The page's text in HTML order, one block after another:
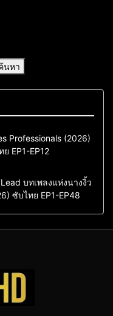
นหา
& Adventure
Drama
กาหลีซับไทย
Professionals (2026)
ย EP1-EP12
ซีรี่ย์จีน
นซับไทย
บทเพลงแห่งนางงิ้ว
ซับไทย EP1-EP48